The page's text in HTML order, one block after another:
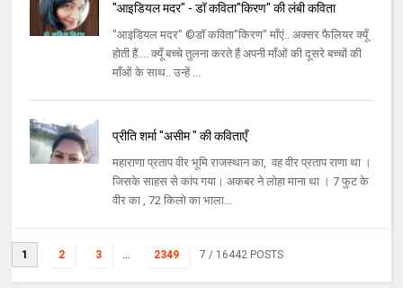
"आइडियल मदर" - डॉ कविता"किरण" की लंबी कविता
"आइडियल मदर" ©डॉ कविता"किरण" माँएं.. अक्सर फैलियर क्यूँ
होती हैं.... क्यूँ बच्चे तुलना करते हैं अपनी माँओं की दूसरे बच्चों की
माँओं के साथ.. उन्हें ...
प्रीति शर्मा "असीम " की कविताएँ
महाराणा प्रताप वीर भूमि राजस्थान का, वह वीर प्रताप राणा था ।
जिसके साहस से कांप गया। अकबर ने लोहा माना था । 7 फुट के
वीर का , 72 किलो का भाला...
1 2 3 ... 2349 7 / 16442 POSTS